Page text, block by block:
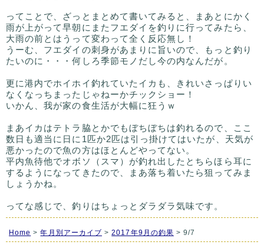
ってことで、ざっとまとめて書いてみると、まあとにかく
雨が上がって早朝にまたフエダイを釣りに行ってみたら、
大雨の前とはうって変わって全く反応無し！
うーむ、フエダイの刺身があまりに旨いので、もっと釣り
たいのに・・・何しろ季節モノだし今の内なんだが。
更に港内でホイホイ釣れていたイカも、きれいさっぱりい
なくなっちまったじゃねーかチックショー！
いかん、我が家の食生活が大幅に狂うｗ
まあイカはテトラ脇とかでもぼちぼちは釣れるので、ここ
数日も適当に日に1匹か2匹は引っ掛けてはいたが、天気が
悪かったので魚の方はほとんどやってない。
平内魚待他でオボソ（スマ）が釣れ出したとちらほら耳に
するようになってきたので、まあ落ち着いたら狙ってみま
しょうかね。
ってな感じで、釣りはちょっとダラダラ気味です。
Home >年月別アーカイブ >2017年9月の釣果 > 9/7